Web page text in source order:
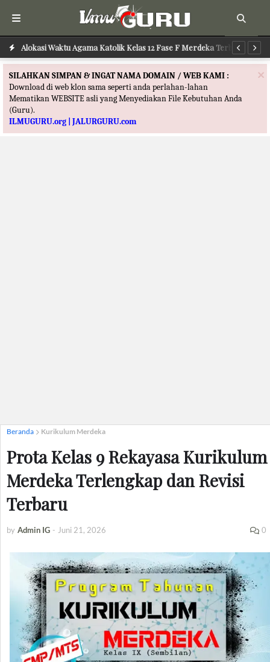
Alokasi Waktu Agama Katolik Kelas 12 Fase F Merdeka Terbaru
×
SILAHKAN SIMPAN & INGAT NAMA DOMAIN / WEB KAMI :
Download di web klon sama seperti anda perlahan-lahan
Mematikan WEBSITE asli yang Menyediakan File Kebutuhan Anda
(Guru).
ILMUGURU.org | JALURGURU.com
Beranda Kurikulum Merdeka
Prota Kelas 9 Rekayasa Kurikulum
Merdeka Terlengkap dan Revisi
Terbaru
by Admin IG - Juni 21, 2026 0